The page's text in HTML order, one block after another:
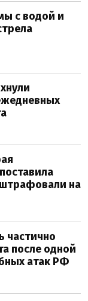
с водой и
на
частично
после одной
атак РФ